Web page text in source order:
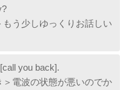
う少しゆっくりお話しい
you back].
電波の状態が悪いのでか